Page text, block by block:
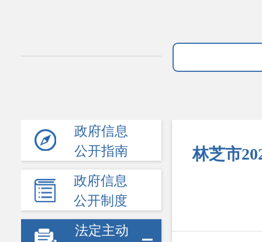
政府信息
公开指南
政府信息
公开制度
法定主动
林芝市